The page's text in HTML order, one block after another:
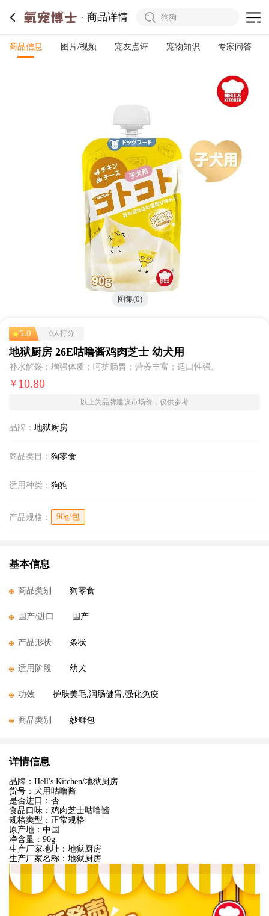
商品详情
商品信息 图片/视频 宠友点评 宠物知识 专家问答
图集(0)
5.0 0人打分
地狱厨房 26E咕噜酱鸡肉芝士 幼犬用
补水解馋；增强体质；呵护肠胃；营养丰富；适口性强。
￥ 10.80
以上为品牌建议市场价，仅供参考
品牌： 地狱厨房
商品类目： 狗零食
适用种类： 狗狗
产品规格： 90g/包
基本信息
商品类别 狗零食
国产/进口 国产
产品形状 条状
适用阶段 幼犬
功效 护肤美毛,润肠健胃,强化免疫
商品类别 妙鲜包
详情信息
品牌：Hell's Kitchen/地狱厨房
货号：犬用咕噜酱
是否进口：否
食品口味：鸡肉芝士咕噜酱
规格类型：正常规格
原产地：中国
净含量：90g
生产厂家地址：地狱厨房
生产厂家名称：地狱厨房